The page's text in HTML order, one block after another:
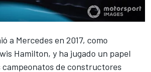
a Mercedes en 2017, como
Hamilton, y ha jugado un papel
de constructores